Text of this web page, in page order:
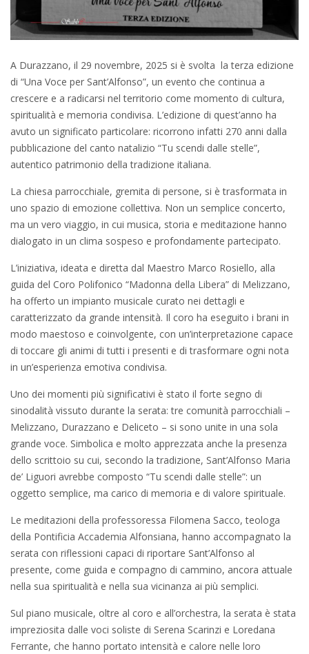
A Durazzano, il 29 novembre, 2025 si è svolta la terza edizione
di “Una Voce per Sant’Alfonso”, un evento che continua a
crescere e a radicarsi nel territorio come momento di cultura,
spiritualità e memoria condivisa. L’edizione di quest’anno ha
avuto un significato particolare: ricorrono infatti 270 anni dalla
pubblicazione del canto natalizio “Tu scendi dalle stelle”,
autentico patrimonio della tradizione italiana.
La chiesa parrocchiale, gremita di persone, si è trasformata in
uno spazio di emozione collettiva. Non un semplice concerto,
ma un vero viaggio, in cui musica, storia e meditazione hanno
dialogato in un clima sospeso e profondamente partecipato.
L’iniziativa, ideata e diretta dal Maestro Marco Rosiello, alla
guida del Coro Polifonico “Madonna della Libera” di Melizzano,
ha offerto un impianto musicale curato nei dettagli e
caratterizzato da grande intensità. Il coro ha eseguito i brani in
modo maestoso e coinvolgente, con un’interpretazione capace
di toccare gli animi di tutti i presenti e di trasformare ogni nota
in un’esperienza emotiva condivisa.
Uno dei momenti più significativi è stato il forte segno di
sinodalità vissuto durante la serata: tre comunità parrocchiali –
Melizzano, Durazzano e Deliceto – si sono unite in una sola
grande voce. Simbolica e molto apprezzata anche la presenza
dello scrittoio su cui, secondo la tradizione, Sant’Alfonso Maria
de’ Liguori avrebbe composto “Tu scendi dalle stelle”: un
oggetto semplice, ma carico di memoria e di valore spirituale.
Le meditazioni della professoressa Filomena Sacco, teologa
della Pontificia Accademia Alfonsiana, hanno accompagnato la
serata con riflessioni capaci di riportare Sant’Alfonso al
presente, come guida e compagno di cammino, ancora attuale
nella sua spiritualità e nella sua vicinanza ai più semplici.
Sul piano musicale, oltre al coro e all’orchestra, la serata è stata
impreziosita dalle voci soliste di Serena Scarinzi e Loredana
Ferrante, che hanno portato intensità e calore nelle loro